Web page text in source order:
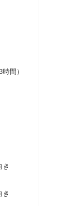
間）
き
き